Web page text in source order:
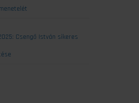
Csengő István sikeres